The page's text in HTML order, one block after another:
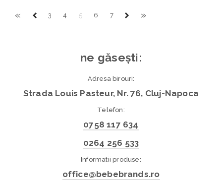
« 3 4 5 6 7 »
ne găsești:
Adresa birouri:
Strada Louis Pasteur, Nr. 76, Cluj-Napoca
Telefon:
0758 117 634
0264 256 533
Informatii produse:
office@bebebrands.ro